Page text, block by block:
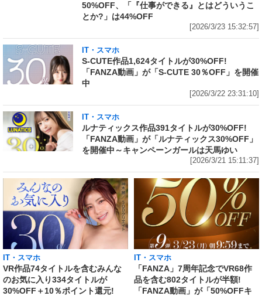
50%OFF、「『仕事ができる』とはどういうこ
とか?」は44%OFF
[2026/3/23 15:32:57]
IT・スマホ
S-CUTE作品1,624タイトルが30%OFF!
「FANZA動画」が「S-CUTE 30％OFF」を開催
中
[2026/3/22 23:31:10]
IT・スマホ
ルナティックス作品391タイトルが30%OFF!
「FANZA動画」が「ルナティックス30%OFF」
を開催中～キャンペーンガールは天馬ゆい
[2026/3/21 15:11:37]
IT・スマホ
VR作品74タイトルを含むみんな
のお気に入り334タイトルが
30%OFF＋10％ポイント還元!
IT・スマホ
「FANZA」7周年記念でVR68作
品を含む802タイトルが半額!
「FANZA動画」が「50%OFFキ